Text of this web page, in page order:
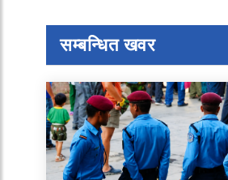
सम्बन्धित खवर